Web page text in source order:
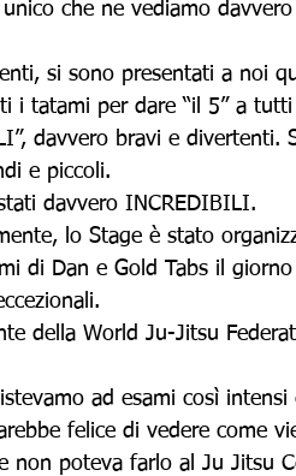
che ne vediamo
si sono presentati a noi
i tatami per dare “il 5” a
davvero bravi e
e piccoli.
davvero INCREDIBILI.
lo Stage è stato
di Dan e Gold Tabs il
della World Ju-Jitsu
ad esami così
felice di vedere come
non poteva farlo al Ju Jitsu